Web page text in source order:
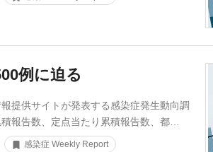
例に迫る
提供サイトが発表する感染症発生動向調
報告数、定点当たり累積報告数、都…
感染症 Weekly Report